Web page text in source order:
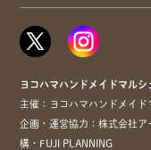
ヨコハマハンドメイドマルシ
主催：ヨコハマハンドメイ
企画・運営協力：株式会社
構・FUJI PLANNING